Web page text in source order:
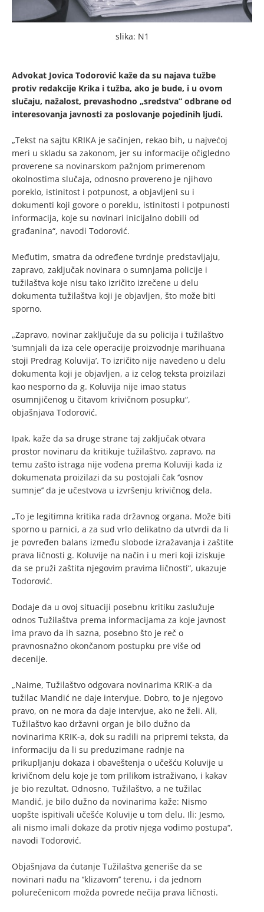
slika: N1
Advokat Jovica Todorović kaže da su najava tužbe
protiv redakcije Krika i tužba, ako je bude, i u ovom
slučaju, nažalost, prevashodno „sredstva“ odbrane od
interesovanja javnosti za poslovanje pojedinih ljudi.
„Tekst na sajtu KRIKA je sačinjen, rekao bih, u najvećoj
meri u skladu sa zakonom, jer su informacije očigledno
proverene sa novinarskom pažnjom primerenom
okolnostima slučaja, odnosno provereno je njihovo
poreklo, istinitost i potpunost, a objavljeni su i
dokumenti koji govore o poreklu, istinitosti i potpunosti
informacija, koje su novinari inicijalno dobili od
građanina“, navodi Todorović.
Međutim, smatra da određene tvrdnje predstavljaju,
zapravo, zaključak novinara o sumnjama policije i
tužilaštva koje nisu tako izričito izrečene u delu
dokumenta tužilaštva koji je objavljen, što može biti
sporno.
„Zapravo, novinar zaključuje da su policija i tužilaštvo
‘sumnjali da iza cele operacije proizvodnje marihuana
stoji Predrag Koluvija’. To izričito nije navedeno u delu
dokumenta koji je objavljen, a iz celog teksta proizilazi
kao nesporno da g. Koluvija nije imao status
osumnjičenog u čitavom krivičnom posupku“,
objašnjava Todorović.
Ipak, kaže da sa druge strane taj zaključak otvara
prostor novinaru da kritikuje tužilaštvo, zapravo, na
temu zašto istraga nije vođena prema Koluviji kada iz
dokumenata proizilazi da su postojali čak ‘’osnov
sumnje’’ da je učestvova u izvršenju krivičnog dela.
„To je legitimna kritika rada državnog organa. Može biti
sporno u parnici, a za sud vrlo delikatno da utvrdi da li
je povređen balans između slobode izražavanja i zaštite
prava ličnosti g. Koluvije na način i u meri koji iziskuje
da se pruži zaštita njegovim pravima ličnosti“, ukazuje
Todorović.
Dodaje da u ovoj situaciji posebnu kritiku zaslužuje
odnos Tužilaštva prema informacijama za koje javnost
ima pravo da ih sazna, posebno što je reč o
pravnosnažno okončanom postupku pre više od
decenije.
„Naime, Tužilaštvo odgovara novinarima KRIK-a da
tužilac Mandić ne daje intervjue. Dobro, to je njegovo
pravo, on ne mora da daje intervjue, ako ne želi. Ali,
Tužilaštvo kao državni organ je bilo dužno da
novinarima KRIK-a, dok su radili na pripremi teksta, da
informaciju da li su preduzimane radnje na
prikupljanju dokaza i obaveštenja o učešću Koluvije u
krivičnom delu koje je tom prilikom istraživano, i kakav
je bio rezultat. Odnosno, Tužilaštvo, a ne tužilac
Mandić, je bilo dužno da novinarima kaže: Nismo
uopšte ispitivali učešće Koluvije u tom delu. Ili: Jesmo,
ali nismo imali dokaze da protiv njega vodimo postupa“,
navodi Todorović.
Objašnjava da ćutanje Tužilaštva generiše da se
novinari nađu na ‘’klizavom’’ terenu, i da jednom
polurečenicom možda povrede nečija prava ličnosti.